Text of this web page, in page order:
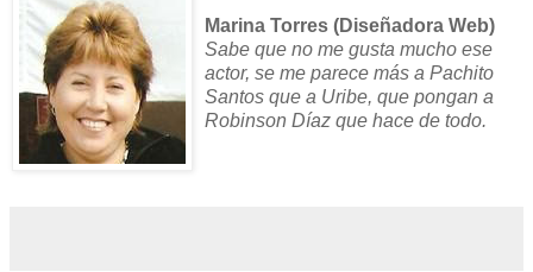
Marina Torres (Diseñadora Web)
Sabe que no me gusta mucho ese
actor, se me parece más a Pachito
Santos que a Uribe, que pongan a
Robinson Díaz que hace de todo.